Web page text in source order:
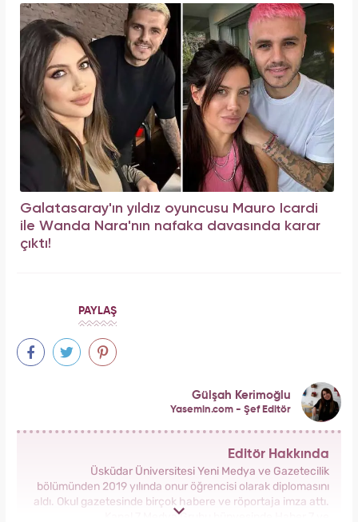
Galatasaray'ın yıldız oyuncusu Mauro Icardi
ile Wanda Nara'nın nafaka davasında karar
çıktı!
PAYLAŞ
Gülşah Kerimoğlu
Yasemin.com - Şef Editör
Editör Hakkında
Üsküdar Üniversitesi Yeni Medya ve Gazetecilik
bölümünden 2019 yılında onur öğrencisi olarak diplomasını
aldı. Okul gazetesinde birçok habere ve röportaja imza attı.
Kanal 7 Medya Grubu bünyesinde Haber 7 ve